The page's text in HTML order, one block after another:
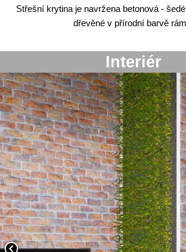
Střešní krytina je navržena betonová -
dřevěné v přírodní barvě
Interiér